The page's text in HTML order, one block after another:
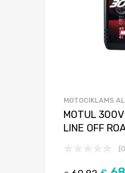
MOTOCIKLAMS
MOTUL
LINE OFF